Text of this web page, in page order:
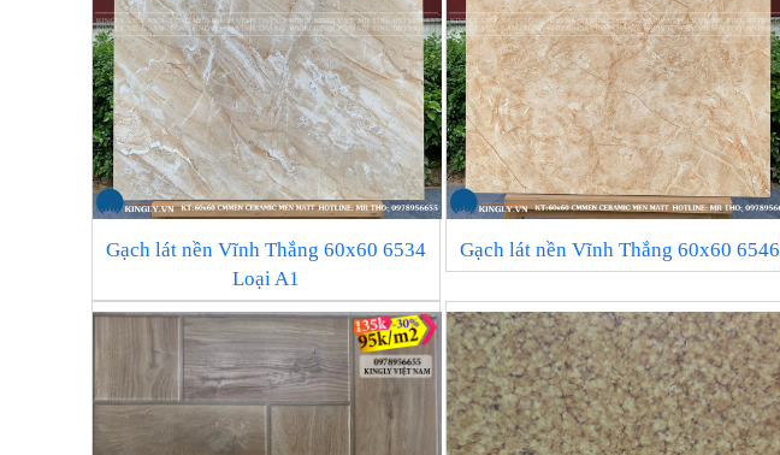
Gạch lát nền Vĩnh Thắng 60x60 6534
Loại A1
Gạch lát nền Vĩnh Thắng 60x60 6546